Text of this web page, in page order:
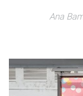
Ana